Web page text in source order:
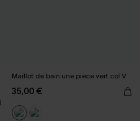
Maillot de bain une pièce vert col V
35,00 €